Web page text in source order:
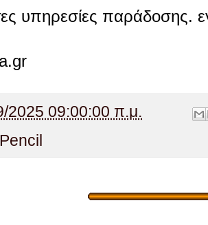
υπηρεσίες παράδοσης.
2025 09:00:00 π.μ.
Pencil